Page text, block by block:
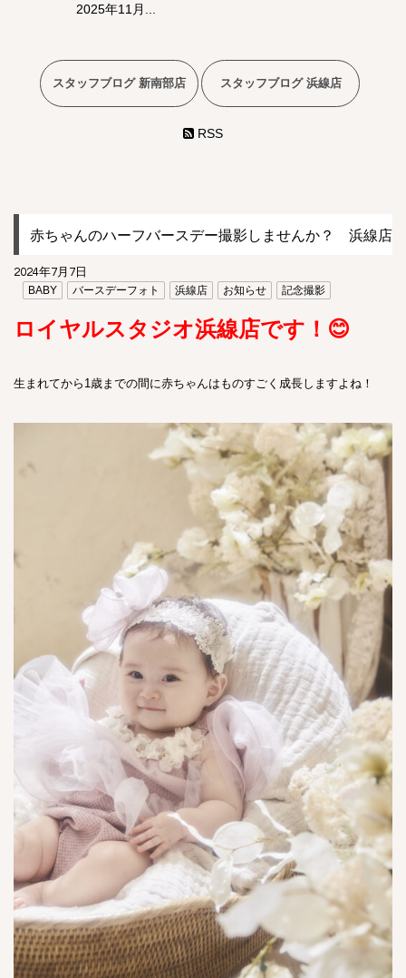
赤ちゃんのハーフバースデー撮影しませんか？ 浜線店
2024年7月7日
BABY
バースデーフォト 浜線店 お知らせ 記念撮影
ロイヤルスタジオ浜線店です！😊
生まれてから1歳までの間に赤ちゃんはものすごく成長しますよね！
2025年11月
スタッフブログ 新南部店 スタッフブログ 浜線店
RSS